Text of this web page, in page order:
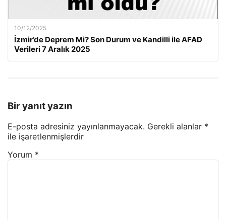
10/12/2025
İzmir’de Deprem Mi? Son Durum ve Kandilli ile AFAD
Verileri 7 Aralık 2025
Bir yanıt yazın
E-posta adresiniz yayınlanmayacak. Gerekli alanlar *
ile işaretlenmişlerdir
Yorum *